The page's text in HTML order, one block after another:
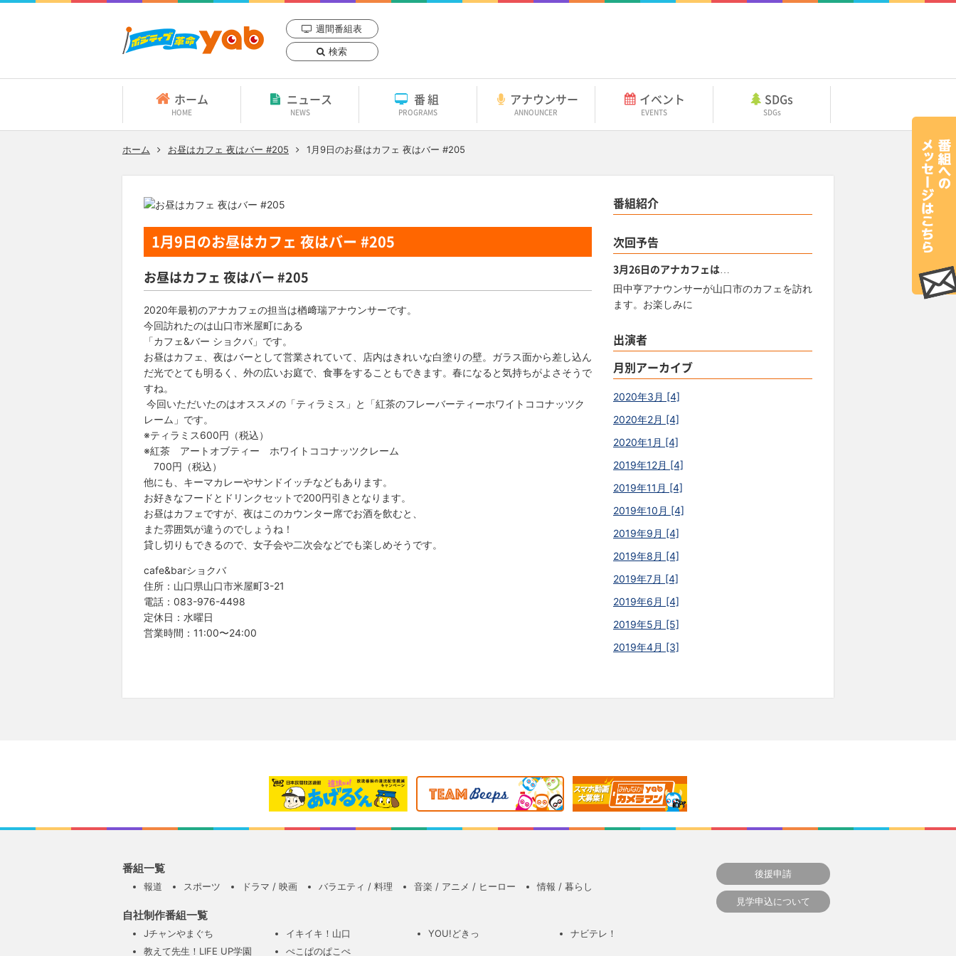
週間番組表
検索
ホーム
HOME
ニュース
NEWS
番組
PROGRAMS
アナウンサー
ANNOUNCER
イベント
EVENTS
SDGs
SDGs
ホーム お昼はカフェ 夜はバー #205 1月9日のお昼はカフェ 夜はバー #205
1月9日のお昼はカフェ 夜はバー #205
お昼はカフェ 夜はバー #205
2020年最初のアナカフェの担当は楢﨑瑞アナウンサーです。
今回訪れたのは山口市米屋町にある
「カフェ&バー ショクバ」です。
お昼はカフェ、夜はバーとして営業されていて、店内はきれいな白塗りの壁。ガラス面から差し込ん
だ光でとても明るく、外の広いお庭で、食事をすることもできます。春になると気持ちがよさそうで
すね。
今回いただいたのはオススメの「ティラミス」と「紅茶のフレーバーティーホワイトココナッツク
レーム」です。
※ティラミス600円（税込）
※紅茶 アートオブティー ホワイトココナッツクレーム
700円（税込）
他にも、キーマカレーやサンドイッチなどもあります。
お好きなフードとドリンクセットで200円引きとなります。
お昼はカフェですが、夜はこのカウンター席でお酒を飲むと、
また雰囲気が違うのでしょうね！
貸し切りもできるので、女子会や二次会などでも楽しめそうです。
cafe&barショクバ
住所：山口県山口市米屋町3-21
電話：083-976-4498
定休日：水曜日
営業時間：11:00〜24:00
番組紹介
次回予告
3月26日のアナカフェは…
田中亨アナウンサーが山口市のカフェを訪れ
ます。お楽しみに
出演者
月別アーカイブ
2020年3月 [4]
2020年2月 [4]
2020年1月 [4]
2019年12月 [4]
2019年11月 [4]
2019年10月 [4]
2019年9月 [4]
2019年8月 [4]
2019年7月 [4]
2019年6月 [4]
2019年5月 [5]
2019年4月 [3]
番組一覧
報道 スポーツ ドラマ / 映画 バラエティ / 料理 音楽 / アニメ / ヒーロー 情報 / 暮らし
自社制作番組一覧
Jチャンやまぐち イキイキ！山口 YOU!どきっ
ナビテレ！
教えて先生！LIFE UP学園
ぺこぱのぱこぺ
後援申請
見学申込について